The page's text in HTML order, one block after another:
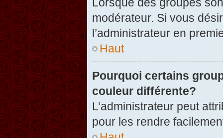
modérateur. Si vous
l’administrateur en
Haut
Pourquoi certains
couleur différente?
L’administrateur peut
pour les rendre